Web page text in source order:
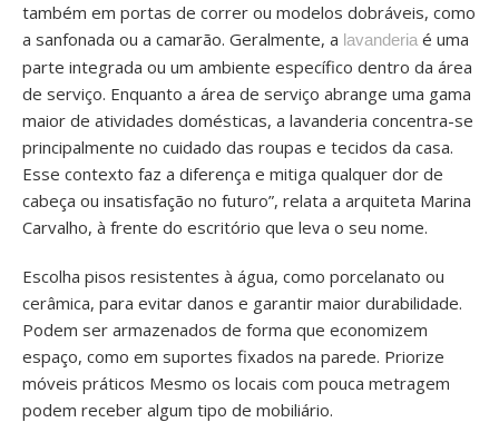
também em portas de correr ou modelos dobráveis, como
a sanfonada ou a camarão. Geralmente, a lavanderiaé uma
parte integrada ou um ambiente específico dentro da área
de serviço. Enquanto a área de serviço abrange uma gama
maior de atividades domésticas, a lavanderia concentra-se
principalmente no cuidado das roupas e tecidos da casa.
Esse contexto faz a diferença e mitiga qualquer dor de
cabeça ou insatisfação no futuro”, relata a arquiteta Marina
Carvalho, à frente do escritório que leva o seu nome.
Escolha pisos resistentes à água, como porcelanato ou
cerâmica, para evitar danos e garantir maior durabilidade.
Podem ser armazenados de forma que economizem
espaço, como em suportes fixados na parede. Priorize
móveis práticos Mesmo os locais com pouca metragem
podem receber algum tipo de mobiliário.